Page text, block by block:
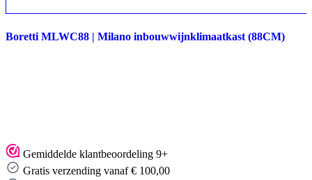
Boretti MLWC88 | Milano inbouwwijnklimaatkast (88CM)
Gemiddelde klantbeoordeling 9+
Gratis verzending vanaf € 100,00